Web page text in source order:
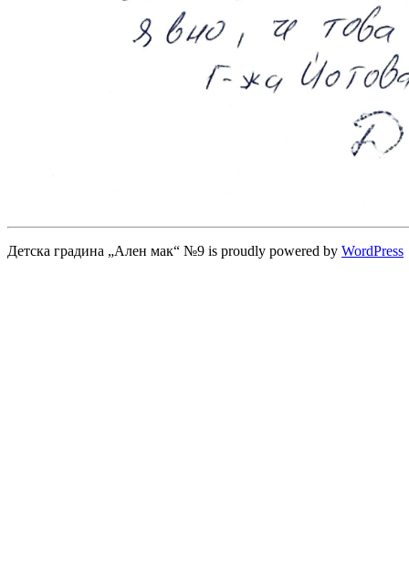
Детска градина „Ален мак“ №9 is proudly powered by WordPress